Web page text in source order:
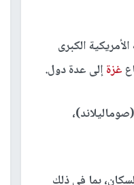
الكبرى
غزةإلى عدة دول.